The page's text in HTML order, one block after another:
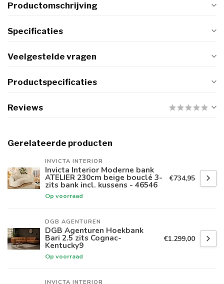
Productomschrijving
Specificaties
Veelgestelde vragen
Productspecificaties
Reviews
Gerelateerde producten
INVICTA INTERIOR
Invicta Interior Moderne bank
ATELIER 230cm beige bouclé 3-
zits bank incl. kussens - 46546
Op voorraad
€734,95
DGB AGENTUREN
DGB Agenturen Hoekbank
Bari 2.5 zits Cognac-
Kentucky9
Op voorraad
€1.299,00
INVICTA INTERIOR